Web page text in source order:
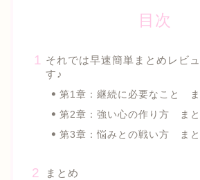
目次
それでは早速簡単まとめレビ
す♪
第1章：継続に必要なこと
第2章：強い心の作り方 ま
第3章：悩みとの戦い方 ま
まとめ